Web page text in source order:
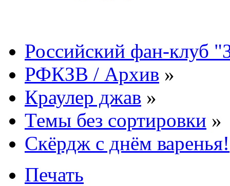
Российский фан-клуб
РФКЗВ / Архив »
Краулер джав »
Темы без сортировки »
Скёрдж с днём варенья!
Печать